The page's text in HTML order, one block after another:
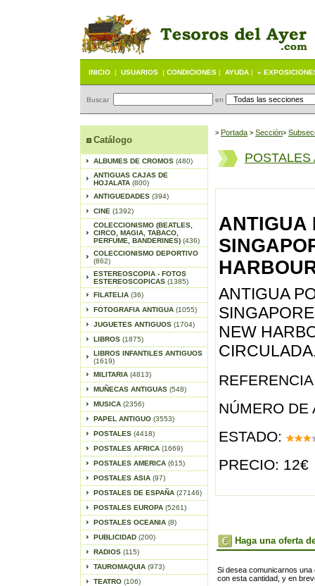
INICIO | USUARIOS | CONDICIONES | AYUDA | «
Buscar en
Catálogo
ALBUMES DE CROMOS (480)
ANTIGUAS CAJAS DE
HOJALATA (800)
ANTIGUEDADES (394)
CINE (1392)
COLECCIONISMO (BEATLES,
CIRCO, MAGIA, TABACO,
PERFUME, BANDERINES) (436)
COLECCIONISMO DEPORTIVO
(862)
ESTEREOSCOPIA - FOTOS
ESTEREOSCOPICAS (1385)
FILATELIA (36)
FOTOGRAFIA ANTIGUA (1055)
JUGUETES ANTIGUOS (1704)
LIBROS (1875)
LIBROS INFANTILES ANTIGUOS
(1619)
MILITARIA (4813)
MUÑECAS ANTIGUAS (548)
MUSICA (2356)
PAPEL ANTIGUO (3553)
POSTALES (4418)
POSTALES AFRICA (1669)
POSTALES AMERICA (615)
POSTALES ASIA (97)
POSTALES DE ESPAÑA (27146)
POSTALES EUROPA (5261)
POSTALES OCEANIA (8)
PUBLICIDAD (200)
RADIOS (115)
TAUROMAQUIA (973)
TEATRO (106)
> Portada > Sección>
POSTALES
ANTIGUA
ANTIGUA
NEW
NÚMERO DE
ESTADO:
PRECIO: 12€
Haga una oferta
Si desea comunicarnos
con esta cantidad, y en